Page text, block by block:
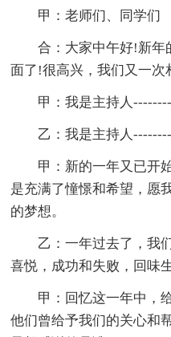
甲：老师们、同学们
合：大家中午好!新年
面了!很高兴，我们又一次
甲：我是主持人
乙：我是主持人
甲：新的一年又已开
是充满了憧憬和希望，愿
的梦想。
乙：一年过去了，我
喜悦，成功和失败，回味
甲：回忆这一年中，
他们曾给予我们的关心和